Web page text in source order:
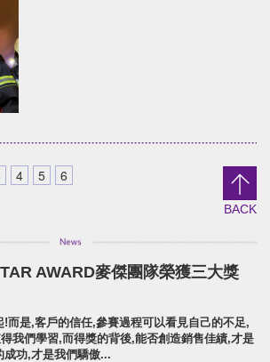
design/packaging
/包裝設計/行銷規範
design/packaging
產品識別/包裝設計/宣傳影
Shieun_Ta
brand identity/logo design/
上森實業/品牌識別/包裝設計/行銷
品牌形象識別/產品拍
4 5 6
BACK
AWARD麥傑團隊榮獲三大獎
而是,客戶的信任,參賽過程可以看見自己的不足,
我們學習,而得獎的背後,能否創造銷售佳績,才是
成功,才是我們驕傲...